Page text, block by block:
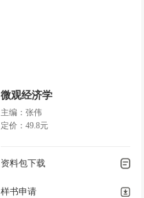
微观经济学
主编：张伟
定价：49.8元
资料包下载
样书申请